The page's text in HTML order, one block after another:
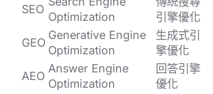
SEO
Optimization
引擎優化
GEO
Generative Engine
Optimization
生成式引
擎優化
AEO
Answer Engine
Optimization
回答引擎
優化